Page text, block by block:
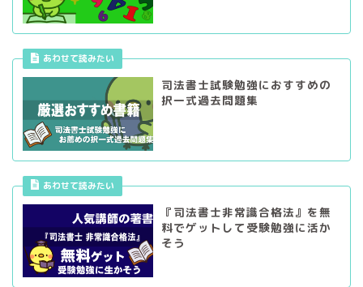
あわせて読みたい
司法書士試験勉強におすすめの
択一式過去問題集
あわせて読みたい
『司法書士非常識合格法』を無
料でゲットして受験勉強に活か
そう